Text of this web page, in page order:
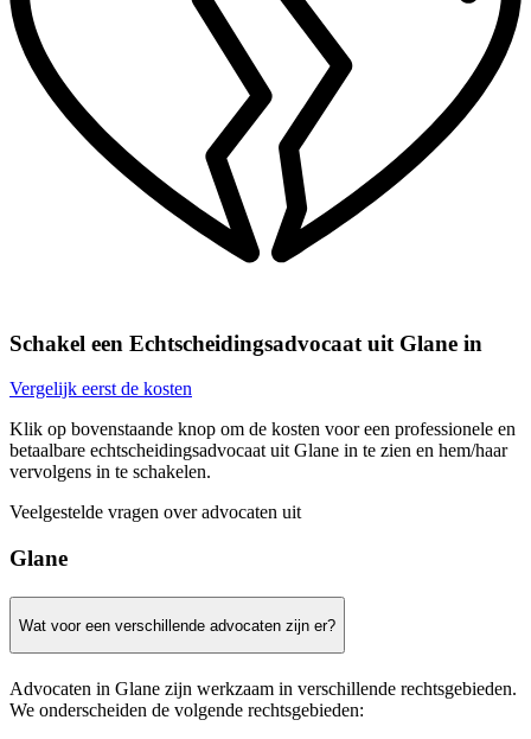
Schakel een Echtscheidingsadvocaat uit Glane in
Vergelijk eerst de kosten
Klik op bovenstaande knop om de kosten voor een professionele en
betaalbare echtscheidingsadvocaat uit Glane in te zien en hem/haar
vervolgens in te schakelen.
Veelgestelde vragen over advocaten uit
Glane
Wat voor een verschillende advocaten zijn er?
Advocaten in Glane zijn werkzaam in verschillende rechtsgebieden.
We onderscheiden de volgende rechtsgebieden: